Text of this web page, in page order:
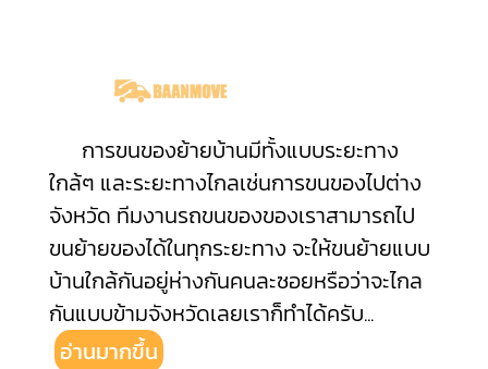
การขนของย้ายบ้านมีทั้งแบบระยะทาง
ใกล้ๆ และระยะทางไกลเช่นการขนของไปต่าง
จังหวัด ทีมงานรถขนของของเราสามารถไป
ขนย้ายของได้ในทุกระยะทาง จะให้ขนย้ายแบบ
บ้านใกล้กันอยู่ห่างกันคนละซอยหรือว่าจะไกล
กันแบบข้ามจังหวัดเลยเราก็ทำได้ครับ...
อ่านมากขึ้น